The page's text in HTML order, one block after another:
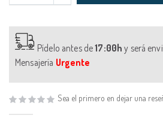
Pídelo antes de17:00h y será
Mensajería Urgente
Sea el primero en dejar una